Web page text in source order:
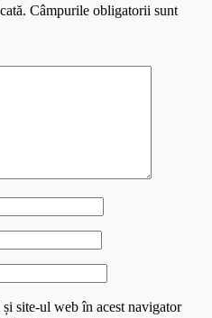
Câmpurile obligatorii sunt
site-ul web în acest navigator